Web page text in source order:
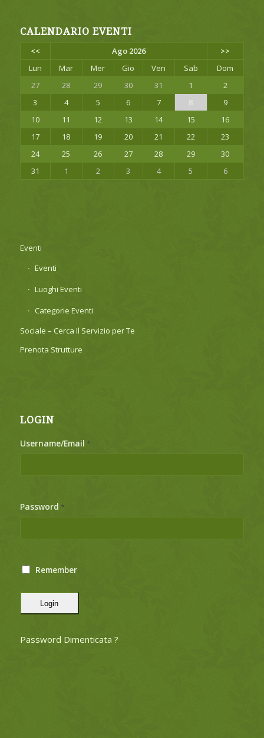
CALENDARIO EVENTI
<< Ago 2026
>>
Lun
Mar Mer Gio Ven Sab
Dom
27
28 29 30 31 1
2
3
4 5 6 7 8
9
10
11 12 13 14 15
16
17
18 19 20 21 22
23
24
25 26 27 28 29
30
31
1 2 3 4 5 6
Eventi
Eventi
Luoghi Eventi
Categorie Eventi
Sociale – Cerca Il Servizio per Te
Prenota Strutture
LOGIN
Username/Email *
Password *
Remember
Login
Password Dimenticata ?